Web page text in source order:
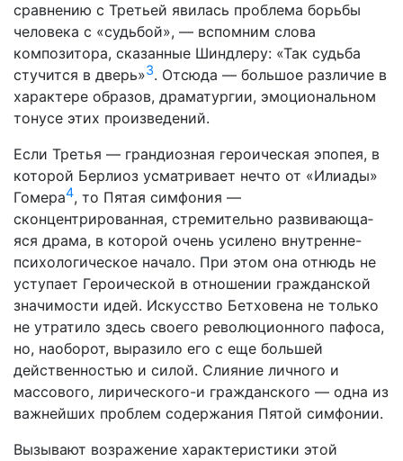
срав­нению с Третьей явилась проблема борьбы
человека с «судь­бой», — вспомним слова
композитора, сказанные Шиндлеру: «Так судьба
стучится в дверь»3. Отсюда — большое различие в
характере образов, драматургии, эмоциональном
тонусе этих произведений.
Если Третья — грандиозная героическая эпопея, в
которой Берлиоз усматривает нечто от «Илиады»
Гомера4, то Пятая симфония —
сконцентрированная, стремительно развивающа­
яся драма, в которой очень усилено внутренне-
психологиче­ское начало. При этом она отнюдь не
уступает Героической в отношении гражданской
значимости идей. Искусство Бетхо­вена не только
не утратило здесь своего революционного па­фоса,
но, наоборот, выразило его с еще большей
действен­ностью и силой. Слияние личного и
массового, лирического-и гражданского — одна из
важнейших проблем содержания Пятой симфонии.
Вызывают возражение характеристики этой